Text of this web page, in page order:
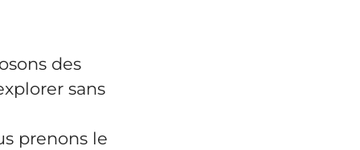
des
sans
prenons le